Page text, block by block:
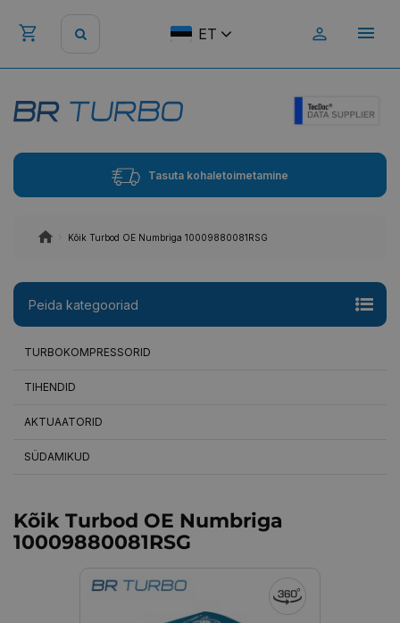
ET
Tasuta kohaletoimetamine
Kõik Turbod OE Numbriga 10009880081RSG
Peida kategooriad
TURBOKOMPRESSORID
TIHENDID
AKTUAATORID
SÜDAMIKUD
Kõik Turbod OE Numbriga
10009880081RSG